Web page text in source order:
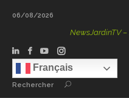
06/08/2026
NewsJardinTV –
Français
Rechercher